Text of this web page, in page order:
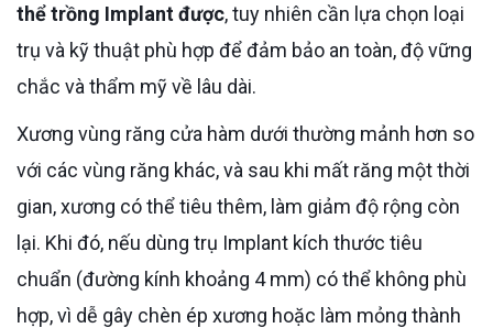
thể trồng Implant được, tuy nhiên cần lựa chọn loại
trụ và kỹ thuật phù hợp để đảm bảo an toàn, độ vững
chắc và thẩm mỹ về lâu dài.
Xương vùng răng cửa hàm dưới thường mảnh hơn so
với các vùng răng khác, và sau khi mất răng một thời
gian, xương có thể tiêu thêm, làm giảm độ rộng còn
lại. Khi đó, nếu dùng trụ Implant kích thước tiêu
chuẩn (đường kính khoảng 4 mm) có thể không phù
hợp, vì dễ gây chèn ép xương hoặc làm mỏng thành